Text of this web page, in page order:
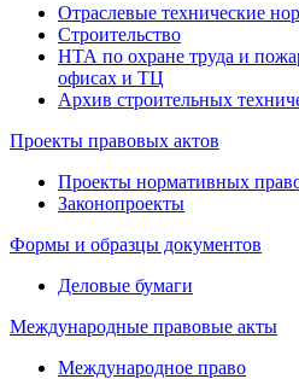
Отраслевые технические
Строительство
НТА по охране труда и
офисах и ТЦ
Архив строительных
Проекты правовых актов
Проекты нормативных
Законопроекты
Формы и образцы документов
Деловые бумаги
Международные правовые акты
Международное право